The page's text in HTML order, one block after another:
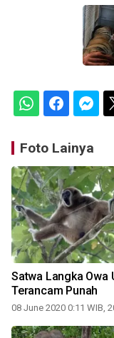
Foto Lainya
Satwa Langka Owa
Terancam Punah
08 June 2020 0:11 WIB,